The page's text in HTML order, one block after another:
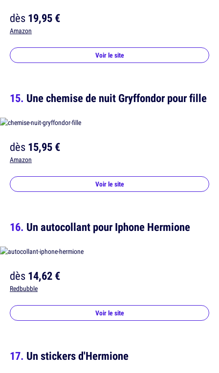
dès19,95 €
Amazon
Voir le site
Une chemise de nuit Gryffondor pour fille
dès15,95 €
Amazon
Voir le site
Un autocollant pour Iphone Hermione
dès14,62 €
Redbubble
Voir le site
Un stickers d'Hermione